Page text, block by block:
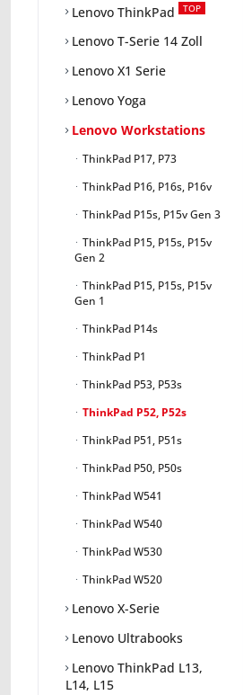
Lenovo ThinkPad
TOP
Lenovo T-Serie 14 Zoll
Lenovo X1 Serie
Lenovo Yoga
Lenovo Workstations
ThinkPad P17, P73
ThinkPad P16, P16s, P16v
ThinkPad P15s, P15v Gen 3
ThinkPad P15, P15s, P15v
Gen 2
ThinkPad P15, P15s, P15v
Gen 1
ThinkPad P14s
ThinkPad P1
ThinkPad P53, P53s
ThinkPad P52, P52s
ThinkPad P51, P51s
ThinkPad P50, P50s
ThinkPad W541
ThinkPad W540
ThinkPad W530
ThinkPad W520
Lenovo X-Serie
Lenovo Ultrabooks
Lenovo ThinkPad L13,
L14, L15